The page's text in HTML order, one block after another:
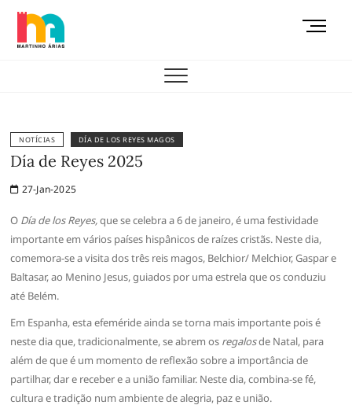
Skip
content
M
NOTÍCIAS DÍA DE LOS REYES MAGOS
Día de Reyes 2025
27-Jan-2025
O Día de los Reyes,que se celebra a 6 de janeiro, é uma festividade
importante em vários países hispânicos de raízes cristãs. Neste dia,
comemora-se a visita dos três reis magos, Belchior/ Melchior, Gaspar e
Baltasar, ao Menino Jesus, guiados por uma estrela que os conduziu
até Belém.
Em Espanha, esta efeméride ainda se torna mais importante pois é
neste dia que, tradicionalmente, se abrem os regalosde Natal, para
além de que é um momento de reflexão sobre a importância de
partilhar, dar e receber e a união familiar. Neste dia, combina-se fé,
cultura e tradição num ambiente de alegria, paz e união.